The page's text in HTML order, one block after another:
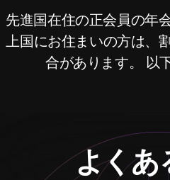
先進国在住の正会員の年
上国にお住まいの方は、
合があります。 以
よくあ